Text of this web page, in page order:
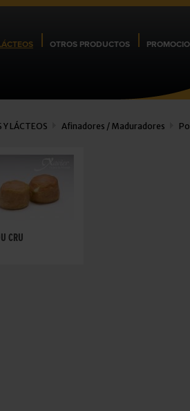
OTROS PRODUCTOS
Y LÁCTEOS Afinadores / Maduradores
CRU